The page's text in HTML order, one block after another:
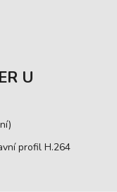
U
profil H.264